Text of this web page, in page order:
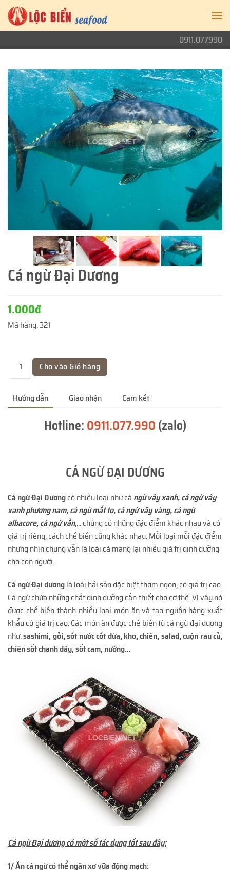
0911.077990
Cá ngừ Đại Dương
1.000đ
Mã hàng:321
Hướng dẫn Giao nhận Cam kết
Hotline:0911.077.990(zalo)
CÁ NGỪ ĐẠI DƯƠNG
Cá ngừ Đại Dươngcó nhiều loại như cá ngừ vây xanh, cá ngừ vây
xanh phương nam, cá ngừ mắt to, cá ngừ vây vàng, cá ngừ
albacore, cá ngừ vằn,... chúng có những đặc điểm khác nhau và có
giá trị riêng, cách chế biến cũng khác nhau. Mỗi loại mỗi đặc điểm
nhưng nhìn chung vẫn là loài cá mang lại nhiều giá trị dinh dưỡng
cho con người.
Cá ngừ Đại dươnglà loài hải sản đặc biệt thơm ngon, có giá trị cao.
Cá ngừ chứa những chất dinh dưỡng cần thiết cho cơ thể. Vì vậy nó
được chế biến thành nhiều loại món ăn và tạo nguồn hàng xuất
khẩu có giá trị cao. Các món ăn được chế biến từ cá ngừ đại dương
như:sashimi, gỏi, sốt nước cốt dừa, kho, chiên, salad, cuộn rau củ,
chiên sốt chanh dây, sốt cam, nướng...
Cá ngừ Đại dương có một số tác dụng tốt sau đây:
1/ Ăn cá ngừ có thể ngăn xơ vữa động mạch: